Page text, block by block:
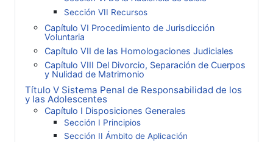
Sección VII Recursos
Capítulo VI Procedimiento de Jurisdicción
Voluntaria
Capítulo VII de las Homologaciones Judiciales
Capítulo VIII Del Divorcio, Separación de Cuerpos
y Nulidad de Matrimonio
Título V Sistema Penal de Responsabilidad de los
y las Adolescentes
Capítulo I Disposiciones Generales
Sección I Principios
Sección II Ámbito de Aplicación